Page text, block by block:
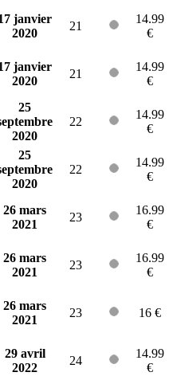
janvier
2020
21
14.99
€
janvier
2020
21
14.99
€
25
2020
22
14.99
€
25
2020
22
14.99
€
26 mars
2021
23
16.99
€
26 mars
2021
23
16.99
€
26 mars
2021
23 16 €
29 avril
2022
24
14.99
€